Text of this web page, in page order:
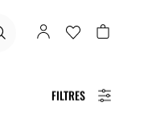
FILTRES